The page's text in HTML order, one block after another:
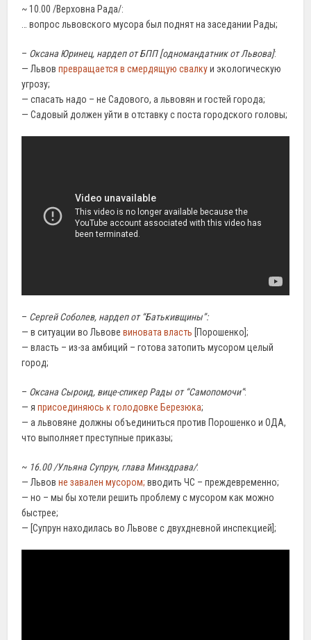
~ 10.00 /Верховна Рада/:
… вопрос львовского мусора был поднят на заседании Рады;
– Оксана Юринец, нардеп от БПП [одномандатник от Львова]:
— Львовпревращается в смердящую свалкуи экологическую
угрозу;
— спасать надо – не Садового, а львовян и гостей города;
— Садовый должен уйти в отставку с поста городского головы;
– Сергей Соболев, нардеп от “Батькивщины”:
— в ситуации во Львовевиновата власть [Порошенко];
— власть – из-за амбиций – готова затопить мусором целый
город;
– Оксана Сыроид, вице-спикер Рады от “Самопомочи”:
— яприсоединяюсь к голодовке Березюка;
— а львовяне должны объединиться против Порошенко и ОДА,
что выполняет преступные приказы;
~ 16.00 /Ульяна Супрун, глава Минздрава/:
— Львовне завален мусором; вводить ЧС – преждевременно;
— но – мы бы хотели решить проблему с мусором как можно
быстрее;
— [Супрун находилась во Львове с двухдневной инспекцией];